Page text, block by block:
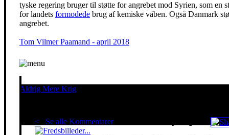
tyske regering bruger til støtte for angrebet mod Syrien, som en
for landets formodede brug af kemiske våben. Også Danmark
angrebet.
Tom Vilmer Paamand - april 2018
Aldrig Mere Krig
< Se alle KommentarerRed klimaet - stop krigen!